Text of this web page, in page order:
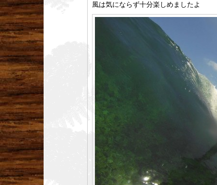
風は気にならず十分楽しめましたよ